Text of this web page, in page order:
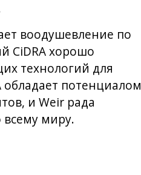
воодушевление по
CiDRA хорошо
технологий для
обладает потенциалом
и Weir рада
всему миру.